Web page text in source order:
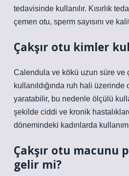
tedavisinde kullanılır. Kısırlık
çemen otu, sperm sayısını ve
Çakşır otu kimler
Calendula ve kökü uzun süre ve
kullanıldığında ruh hali üzerinde
yaratabilir, bu nedenle ölçülü
şekilde ciddi ve kronik
dönemindeki kadınlarda
Çakşır otu macunu
gelir mi?